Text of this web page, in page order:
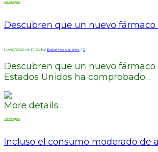
Sin categoría
Descubren que un nuevo
14/06/2026 at 17:25 by Roberto Valdés / 0
Descubren que un nuevo
Estados Unidos ha comprobado…
More details
Sin categoría
Incluso el consumo moderado de